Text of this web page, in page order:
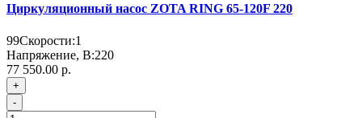
Циркуляционный насос ZOTA RING 65-120F 220
99Скорости:1
Напряжение, В:220
77 550.00 р.
+
-